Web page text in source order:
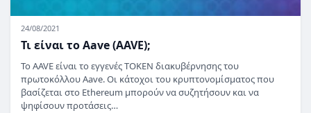
24/08/2021
Τι είναι το Aave (AAVE);
Το AAVE είναι το εγγενές TOKEN διακυβέρνησης του
πρωτοκόλλου Aave. Οι κάτοχοι του κρυπτονομίσματος που
βασίζεται στο Ethereum μπορούν να συζητήσουν και να
ψηφίσουν προτάσεις…